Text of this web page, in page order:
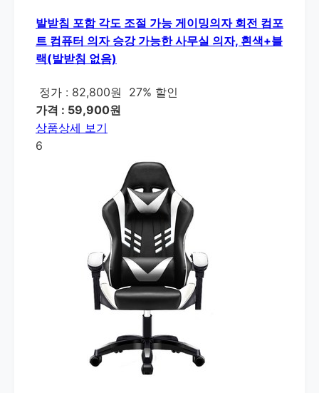
발받침 포함 각도 조절 가능 게이밍의자 회전 컴포
트 컴퓨터 의자 승강 가능한 사무실 의자, 흰색+블
랙(발받침 없음)
정가 : 82,800원
27% 할인
가격 : 59,900원
상품상세 보기
6